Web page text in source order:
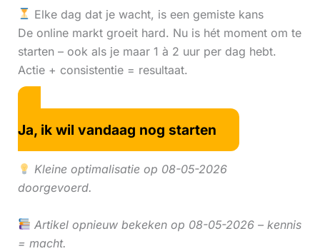
Elke dag dat je wacht, is een gemiste kans
De online markt groeit hard. Nu is hét moment om te
starten – ook als je maar 1 à 2 uur per dag hebt.
Actie + consistentie = resultaat.
Ja, ik wil vandaag nog starten
Kleine optimalisatie op 08-05-2026
doorgevoerd.
Artikel opnieuw bekeken op 08-05-2026 – kennis
= macht.